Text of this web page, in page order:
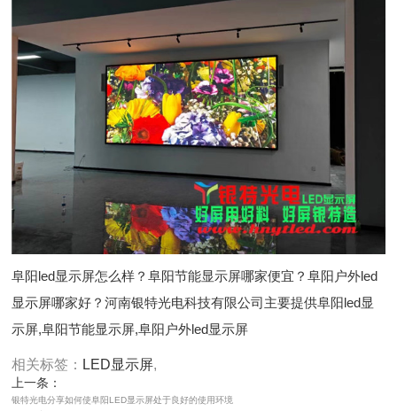
阜阳led显示屏怎么样？阜阳节能显示屏哪家便宜？阜阳户外led
显示屏哪家好？河南银特光电科技有限公司主要提供阜阳led显
示屏,阜阳节能显示屏,阜阳户外led显示屏
相关标签： LED显示屏,
上一条：
银特光电分享如何使阜阳LED显示屏处于良好的使用环境